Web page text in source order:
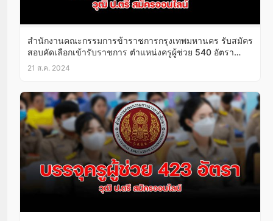
สํานักงานคณะกรรมการข้าราชการกรุงเทพมหานคร รับสมัคร
สอบคัดเลือกเข้ารับราชการ ตำแหน่งครูผู้ช่วย 540 อัตรา
27ส.ค. -2ก.ย.67
21 ส.ค. 2024